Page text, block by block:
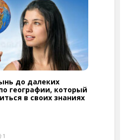
до далеких
географии, который
в своих знаниях
1